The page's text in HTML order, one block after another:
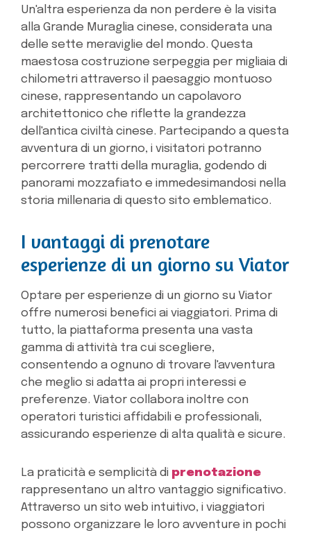
Un'altra esperienza da non perdere è la visita
alla Grande Muraglia cinese, considerata una
delle sette meraviglie del mondo. Questa
maestosa costruzione serpeggia per migliaia di
chilometri attraverso il paesaggio montuoso
cinese, rappresentando un capolavoro
architettonico che riflette la grandezza
dell'antica civiltà cinese. Partecipando a questa
avventura di un giorno, i visitatori potranno
percorrere tratti della muraglia, godendo di
panorami mozzafiato e immedesimandosi nella
storia millenaria di questo sito emblematico.
I vantaggi di prenotare
esperienze di un giorno su Viator
Optare per esperienze di un giorno su Viator
offre numerosi benefici ai viaggiatori. Prima di
tutto, la piattaforma presenta una vasta
gamma di attività tra cui scegliere,
consentendo a ognuno di trovare l'avventura
che meglio si adatta ai propri interessi e
preferenze. Viator collabora inoltre con
operatori turistici affidabili e professionali,
assicurando esperienze di alta qualità e sicure.
La praticità e semplicità di prenotazione
rappresentano un altro vantaggio significativo.
Attraverso un sito web intuitivo, i viaggiatori
possono organizzare le loro avventure in pochi